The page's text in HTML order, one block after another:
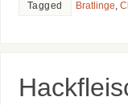
Tagged Bratlinge